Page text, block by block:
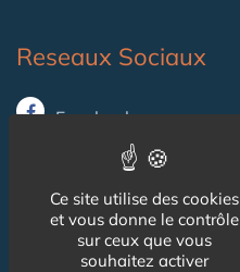
Reseaux Sociaux
Facebook
X (ex-Twitter)
Linkedin
Ce site utilise des cookies
et vous donne le contrôle
sur ceux que vous
souhaitez activer